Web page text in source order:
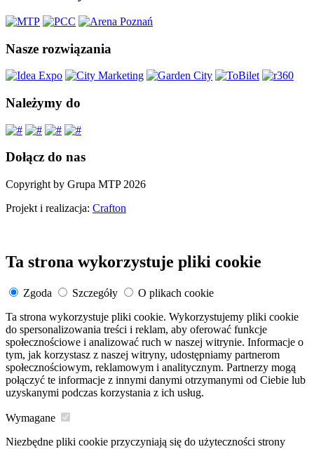
Nasze rozwiązania
Należymy do
Dołącz do nas
Copyright by Grupa MTP 2026
Projekt i realizacja: Crafton
Ta strona wykorzystuje pliki cookie
Zgoda Szczegóły
O plikach cookie
Ta strona wykorzystuje pliki cookie. Wykorzystujemy pliki cookie
do spersonalizowania treści i reklam, aby oferować funkcje
społecznościowe i analizować ruch w naszej witrynie. Informacje o
tym, jak korzystasz z naszej witryny, udostępniamy partnerom
społecznościowym, reklamowym i analitycznym. Partnerzy mogą
połączyć te informacje z innymi danymi otrzymanymi od Ciebie lub
uzyskanymi podczas korzystania z ich usług.
Wymagane
Niezbędne pliki cookie przyczyniają się do użyteczności strony